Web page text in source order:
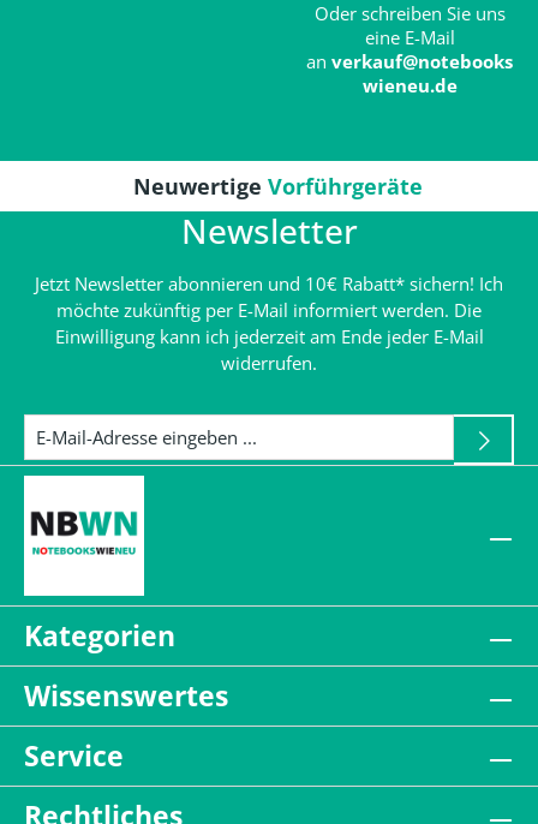
Oder schreiben Sie uns
eine E-Mail
an verkauf@notebooks
wieneu.de
Neuwertige Vorführgeräte
Newsletter
Jetzt Newsletter abonnieren und 10€ Rabatt* sichern! Ich
möchte zukünftig per E-Mail informiert werden. Die
Einwilligung kann ich jederzeit am Ende jeder E-Mail
widerrufen.
Kategorien
Wissenswertes
Service
Rechtliches